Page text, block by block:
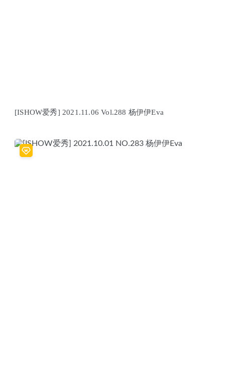
[ISHOW爱秀] 2021.11.06 Vol.288 杨伊伊Eva